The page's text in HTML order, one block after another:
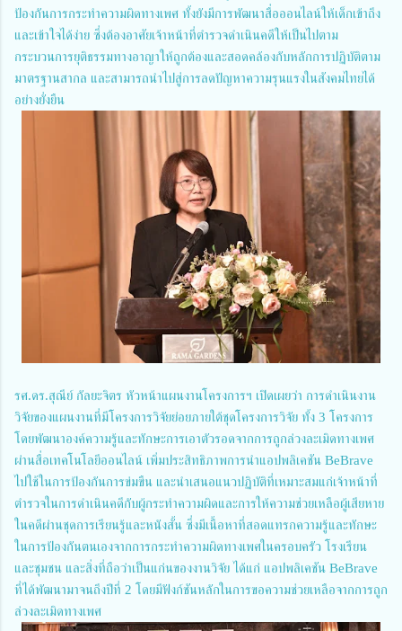
ป้องกันการกระทำความผิดทางเพศ ทั้งยังมีการพัฒนาสื่อออนไลน์ให้เด็กเข้าถึง
และเข้าใจได้ง่าย ซึ่งต้องอาศัยเจ้าหน้าที่ตำรวจดำเนินคดีให้เป็นไปตาม
กระบวนการยุติธรรมทางอาญาให้ถูกต้องและสอดคล้องกับหลักการปฏิบัติตาม
มาตรฐานสากล และสามารถนำไปสู่การลดปัญหาความรุนแรงในสังคมไทยได้
อย่างยั่งยืน
รศ.ดร.สุณีย์ กัลยะจิตร หัวหน้าแผนงานโครงการฯ เปิดเผยว่า การดำเนินงาน
วิจัยของแผนงานที่มีโครงการวิจัยย่อยภายใต้ชุดโครงการวิจัย ทั้ง 3 โครงการ
โดยพัฒนาองค์ความรู้และทักษะการเอาตัวรอดจากการถูกล่วงละเมิดทางเพศ
ผ่านสื่อเทคโนโลยีออนไลน์ เพิ่มประสิทธิภาพการนำแอปพลิเคชัน BeBrave
ไปใช้ในการป้องกันการข่มขืน และนำเสนอแนวปฏิบัติที่เหมาะสมแก่เจ้าหน้าที่
ตำรวจในการดำเนินคดีกับผู้กระทำความผิดและการให้ความช่วยเหลือผู้เสียหาย
ในคดีผ่านชุดการเรียนรู้และหนังสั้น ซึ่งมีเนื้อหาที่สอดแทรกความรู้และทักษะ
ในการป้องกันตนเองจากการกระทำความผิดทางเพศในครอบครัว โรงเรียน
และชุมชน และสิ่งที่ถือว่าเป็นแก่นของงานวิจัย ได้แก่ แอปพลิเคชัน BeBrave
ที่ได้พัฒนามาจนถึงปีที่ 2 โดยมีฟังก์ชันหลักในการขอความช่วยเหลือจากการถูก
ล่วงละเมิดทางเพศ